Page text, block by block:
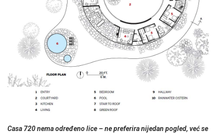
Casa 720 nema određeno lice – ne preferira nijedan pogled, već se